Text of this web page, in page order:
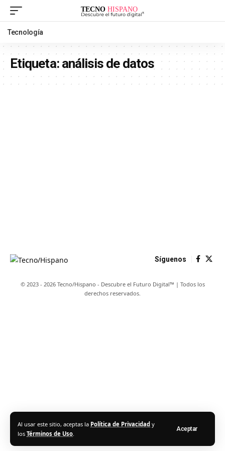
Al usar este sitio, aceptas la Política de Privacidad y
los Términos de Uso.
Aceptar
Tecnología
Etiqueta: análisis de datos
Síguenos
© 2023 - 2026 Tecno/Hispano - Descubre el Futuro Digital™ | Todos los
derechos reservados.